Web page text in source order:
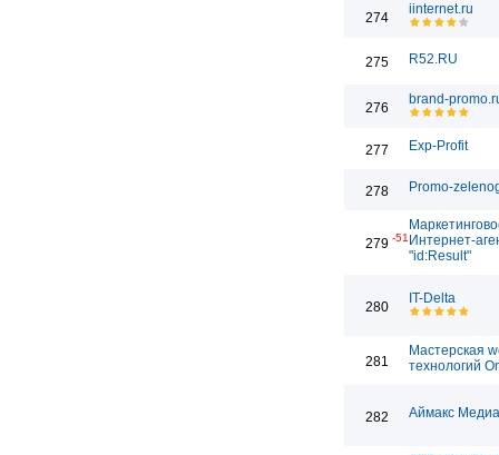
274
iinternet.ru
275 R52.RU
276
brand-
277 Exp-Profit
278 Promo-
279 -51 Интернет-
"id:Result"
280
IT-Delta
281
Мастерская
технологий
282 Аймакс